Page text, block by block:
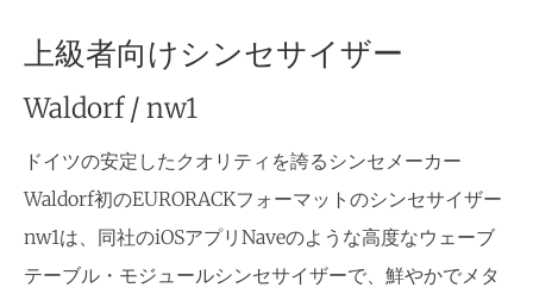
上級者向けシンセサイザー
Waldorf / nw1
ドイツの安定したクオリティを誇るシンセメーカー
Waldorf初のEURORACKフォーマットのシンセサイザー
nw1は、同社のiOSアプリNaveのような高度なウェーブ
テーブル・モジュールシンセサイザーで、鮮やかでメタ